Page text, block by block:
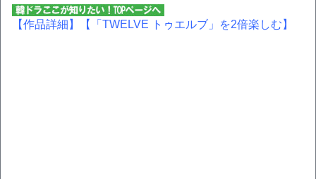
【作品詳細】 【「TWELVE トゥエルブ」を2倍楽しむ】